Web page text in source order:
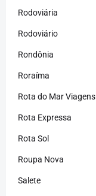
Rodoviária
Rodoviário
Rondônia
Roraíma
Rota do Mar Viagens
Rota Expressa
Rota Sol
Roupa Nova
Salete